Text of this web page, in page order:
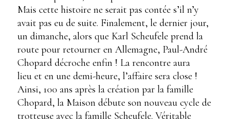
Mais cette histoire ne serait pas contée s’il n’y
avait pas eu de suite. Finalement, le dernier jour,
un dimanche, alors que Karl Scheufele prend la
route pour retourner en Allemagne, Paul-André
Chopard décroche enfin ! La rencontre aura
lieu et en une demi-heure, l’affaire sera close !
Ainsi, 100 ans après la création par la famille
Chopard, la Maison débute son nouveau cycle de
trotteuse avec la famille Scheufele. Véritable